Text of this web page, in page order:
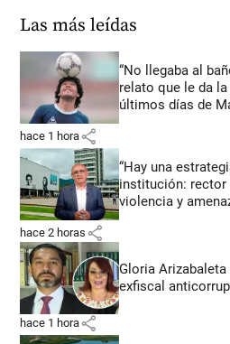
Las más leídas
“No llegaba al
relato que le da
últimos días de
hace 1 hora share
“Hay una
institución: rector
violencia y
hace 2 horas share
Gloria
exfiscal
hace 1 hora share